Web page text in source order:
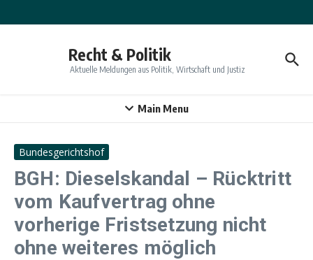
Recht & Politik
Aktuelle Meldungen aus Politik, Wirtschaft und Justiz
Main Menu
Bundesgerichtshof
BGH: Dieselskandal – Rücktritt
vom Kaufvertrag ohne
vorherige Fristsetzung nicht
ohne weiteres möglich